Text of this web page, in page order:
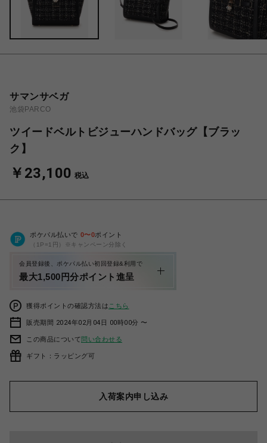
サマンサベガ
池袋PARCO
ツイードベルトビジューハンドバッグ【ブラッ
ク】
￥23,100 税込
ポケパル払いで 0〜0ポイント
（1P=1円）※キャンペーン分除く
会員登録後、ポケパル払い初回登録&利用で
最大1,500円分ポイント進呈
獲得ポイントの確認方法は こちら
販売期間 2024年02月04日 00時00分 〜
この商品について問い合わせる
ギフト：ラッピング可
入荷案内申し込み